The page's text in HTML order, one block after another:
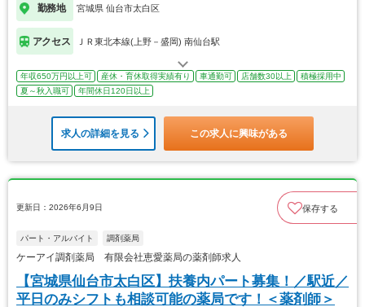
勤務地 宮城県 仙台市太白区
アクセス ＪＲ東北本線(上野－盛岡) 南仙台駅
年収650万円以上可 産休・育休取得実績有り 車通勤可 店舗数30以上
積極採用中
夏～秋入職可
年間休日120日以上
求人の詳細を見る この求人に興味がある
更新日：2026年6月9日 保存する
パート・アルバイト 調剤薬局
ケーアイ調剤薬局 有限会社恵愛薬局の薬剤師求人
【宮城県仙台市太白区】扶養内パート募集！／駅近／
平日のみシフトも相談可能の薬局です！＜薬剤師＞